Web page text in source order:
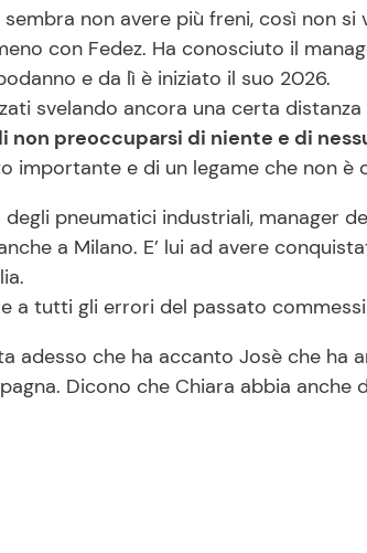
non avere più freni, così non si
con Fedez. Ha conosciuto il
e da lì è iniziato il suo 2026.
svelando ancora una certa
non preoccuparsi di niente e di
importante e di un legame che non è
pneumatici industriali, manager
a Milano. E’ lui ad avere
a tutti gli errori del passato
adesso che ha accanto Josè che ha
Dicono che Chiara abbia anche